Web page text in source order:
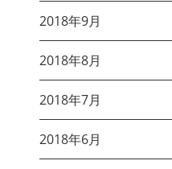
2018年9月
2018年8月
2018年7月
2018年6月